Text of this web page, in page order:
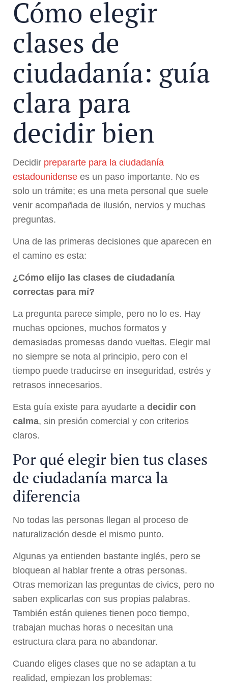
Cómo elegir
clases de
ciudadanía: guía
clara para
decidir bien
Decidir prepararte para la ciudadanía
estadounidense es un paso importante. No es
solo un trámite; es una meta personal que suele
venir acompañada de ilusión, nervios y muchas
preguntas.
Una de las primeras decisiones que aparecen en
el camino es esta:
¿Cómo elijo las clases de ciudadanía
correctas para mí?
La pregunta parece simple, pero no lo es. Hay
muchas opciones, muchos formatos y
demasiadas promesas dando vueltas. Elegir mal
no siempre se nota al principio, pero con el
tiempo puede traducirse en inseguridad, estrés y
retrasos innecesarios.
Esta guía existe para ayudarte a decidir con
calma, sin presión comercial y con criterios
claros.
Por qué elegir bien tus clases
de ciudadanía marca la
diferencia
No todas las personas llegan al proceso de
naturalización desde el mismo punto.
Algunas ya entienden bastante inglés, pero se
bloquean al hablar frente a otras personas.
Otras memorizan las preguntas de civics, pero no
saben explicarlas con sus propias palabras.
También están quienes tienen poco tiempo,
trabajan muchas horas o necesitan una
estructura clara para no abandonar.
Cuando eliges clases que no se adaptan a tu
realidad, empiezan los problemas: